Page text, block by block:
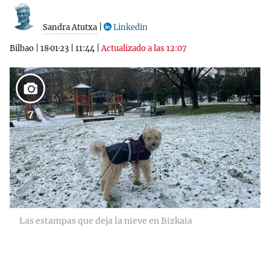
Sandra Atutxa Linkedin
Bilbao 18·01·23 11:44 |Actualizado a las 12:07
7
Las estampas que deja la nieve en Bizkaia